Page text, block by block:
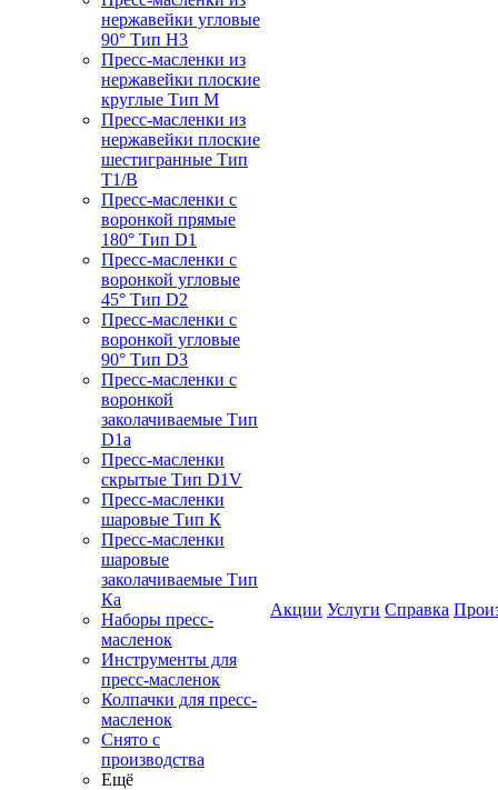
нержавейки угловые
90° Тип H3
Пресс-масленки из
нержавейки плоские
круглые Тип M
Пресс-масленки из
нержавейки плоские
шестигранные Тип
T1/B
Пресс-масленки с
воронкой прямые
180° Тип D1
Пресс-масленки с
воронкой угловые
45° Тип D2
Пресс-масленки с
воронкой угловые
90° Тип D3
Пресс-масленки с
воронкой
заколачиваемые Тип
D1a
Пресс-масленки
скрытые Тип D1V
Пресс-масленки
шаровые Тип К
Пресс-масленки
шаровые
заколачиваемые Тип
Кa
Наборы пресс-
масленок
Инструменты для
пресс-масленок
Колпачки для пресс-
масленок
Снято с
производства
Ещё
Акции Услуги Справка